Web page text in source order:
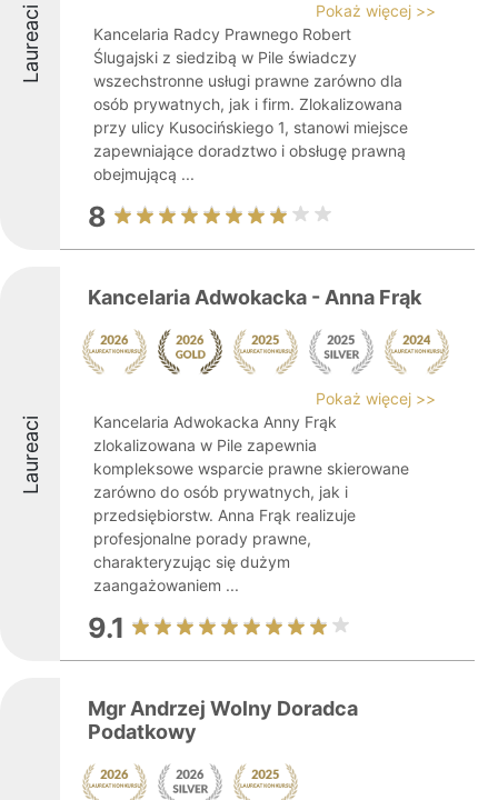
Laureaci
Pokaż więcej >>
Kancelaria Radcy Prawnego Robert
Ślugajski z siedzibą w Pile świadczy
wszechstronne usługi prawne zarówno dla
osób prywatnych, jak i firm. Zlokalizowana
przy ulicy Kusocińskiego 1, stanowi miejsce
zapewniające doradztwo i obsługę prawną
obejmującą ...
8
Laureaci
Kancelaria Adwokacka - Anna Frąk
Pokaż więcej >>
Kancelaria Adwokacka Anny Frąk
zlokalizowana w Pile zapewnia
kompleksowe wsparcie prawne skierowane
zarówno do osób prywatnych, jak i
przedsiębiorstw. Anna Frąk realizuje
profesjonalne porady prawne,
charakteryzując się dużym
zaangażowaniem ...
9.1
Mgr Andrzej Wolny Doradca
Podatkowy